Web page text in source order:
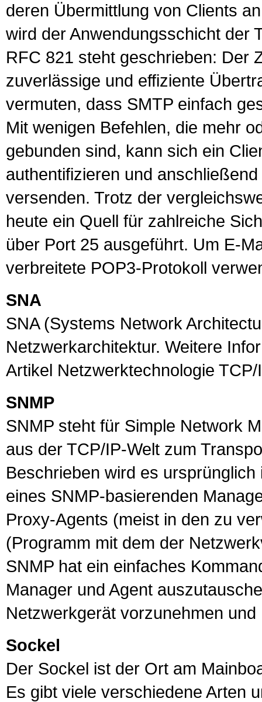
deren Übermittlung von Clients
wird der Anwendungsschicht der
RFC 821 steht geschrieben:
zuverlässige und effiziente
vermuten, dass SMTP einfach
Mit wenigen Befehlen, die mehr
gebunden sind, kann sich ein
authentifizieren und
versenden. Trotz der
heute ein Quell für zahlreiche
über Port 25 ausgeführt. Um E-
verbreitete POP3-Protokoll
SNA
SNA(Systems Network
Netzwerkarchitektur. Weitere
Artikel Netzwerktechnologie TCP/
SNMP
SNMP steht für Simple Network
aus der TCP/IP-Welt zum
Beschrieben wird es
eines SNMP-basierenden
Proxy-Agents (meist in den zu
(Programm mit dem der
SNMP hat ein einfaches
Manager und Agent
Netzwerkgerät vorzunehmen
Sockel
Der Sockel ist der Ort am
Es gibt viele verschiedene Arten